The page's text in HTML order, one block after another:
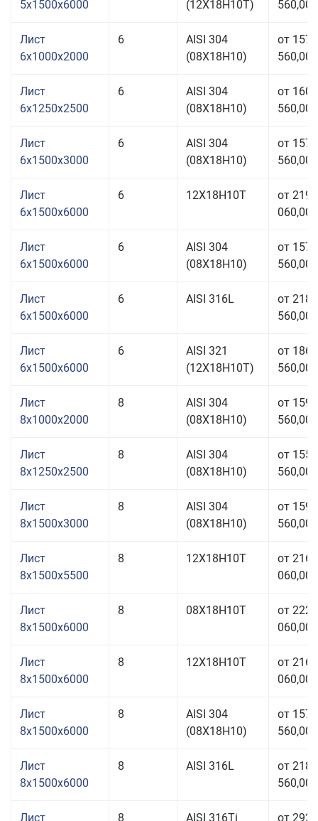
5x1500x6000
(12Х18Н10Т)
560,00
Лист
6x1000x2000
6
AISI 304
(08Х18Н10)
от 157
560,00
Лист
6x1250x2500
6
AISI 304
(08Х18Н10)
от 160
560,00
Лист
6x1500x3000
6
AISI 304
(08Х18Н10)
от 157
560,00
Лист
6x1500x6000
6 12Х18Н10Т
от 219
060,00
Лист
6x1500x6000
6
AISI 304
(08Х18Н10)
от 157
560,00
Лист
6x1500x6000
6 AISI 316L
от 218
560,00
Лист
6x1500x6000
6
AISI 321
(12Х18Н10Т)
от 186
560,00
Лист
8x1000x2000
8
AISI 304
(08Х18Н10)
от 159
560,00
Лист
8x1250x2500
8
AISI 304
(08Х18Н10)
от 155
560,00
Лист
8x1500x3000
8
AISI 304
(08Х18Н10)
от 159
560,00
Лист
8x1500x5500
8 12Х18Н10Т
от 216
060,00
Лист
8x1500x6000
8 08Х18Н10Т
от 222
060,00
Лист
8x1500x6000
8 12Х18Н10Т
от 216
060,00
Лист
8x1500x6000
8
AISI 304
(08Х18Н10)
от 157
560,00
Лист
8x1500x6000
8 AISI 316L
от 218
560,00
Лист 8 AISI 316Ti от 292